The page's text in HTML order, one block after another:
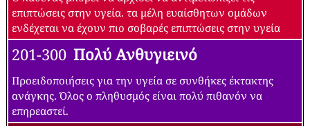
επιπτώσεις στην υγεία. τα μέλη ευαίσθητων ομάδων
ενδέχεται να έχουν πιο σοβαρές επιπτώσεις στην υγεία
201-300 Πολύ Ανθυγιεινό
Προειδοποιήσεις για την υγεία σε συνθήκες έκτακτης
ανάγκης. Όλος ο πληθυσμός είναι πολύ πιθανόν να
επηρεαστεί.